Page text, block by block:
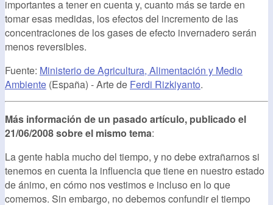
importantes a tener en cuenta y, cuanto más se tarde en
tomar esas medidas, los efectos del incremento de las
concentraciones de los gases de efecto invernadero serán
menos reversibles.
Fuente: Ministerio de Agricultura, Alimentación y Medio
Ambiente (España) - Arte de Ferdi Rizkiyanto.
Más información de un pasado artículo, publicado el
21/06/2008 sobre el mismo tema:
La gente habla mucho del tiempo, y no debe extrañarnos si
tenemos en cuenta la influencia que tiene en nuestro estado
de ánimo, en cómo nos vestimos e incluso en lo que
comemos. Sin embargo, no debemos confundir el tiempo